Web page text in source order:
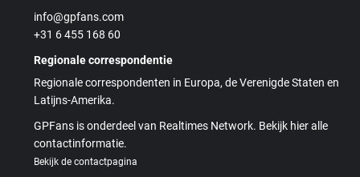
info@gpfans.com
+31 6 455 168 60
Regionale correspondentie
Regionale correspondenten in Europa, de Verenigde Staten en
Latijns-Amerika.
GPFans is onderdeel van Realtimes Network. Bekijk hier alle
contactinformatie.
Bekijk de contactpagina